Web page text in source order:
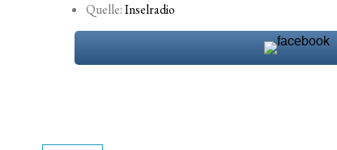
Quelle:Inselradio